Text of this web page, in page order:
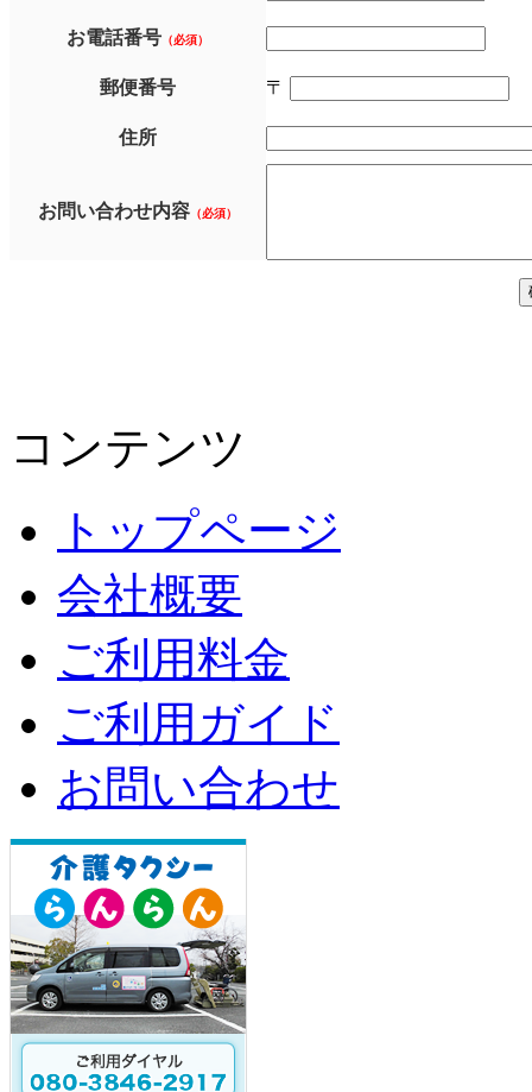
お電話番号 （必須）
郵便番号 〒
住所
お問い合わせ内容 （必須）
コンテンツ
トップページ
会社概要
ご利用料金
ご利用ガイド
お問い合わせ